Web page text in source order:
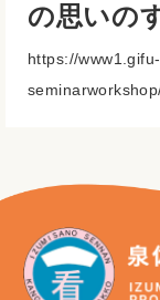
の思いの
https://